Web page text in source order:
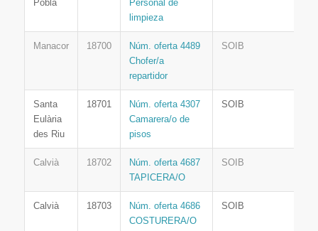
Pobla
Personal de
limpieza
Manacor 18700
Núm. oferta 4489
Chofer/a
repartidor
SOIB
Santa
Eulària
des Riu
18701
Núm. oferta 4307
Camarera/o de
pisos
SOIB
Calvià 18702
Núm. oferta 4687
TAPICERA/O
SOIB
Calvià 18703
Núm. oferta 4686
COSTURERA/O
SOIB